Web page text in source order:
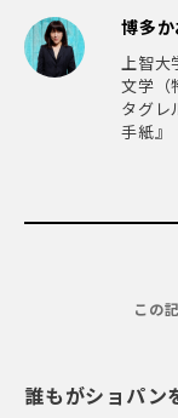
博多
上智
文学（
タグレ
手紙』
この
誰もがショパン